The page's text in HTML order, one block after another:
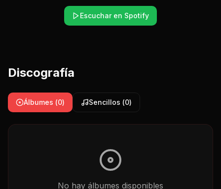
Escuchar en Spotify
Discografía
Álbumes (0) Sencillos (0)
No hay álbumes disponibles